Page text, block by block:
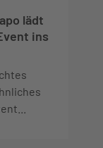
lädt
ins